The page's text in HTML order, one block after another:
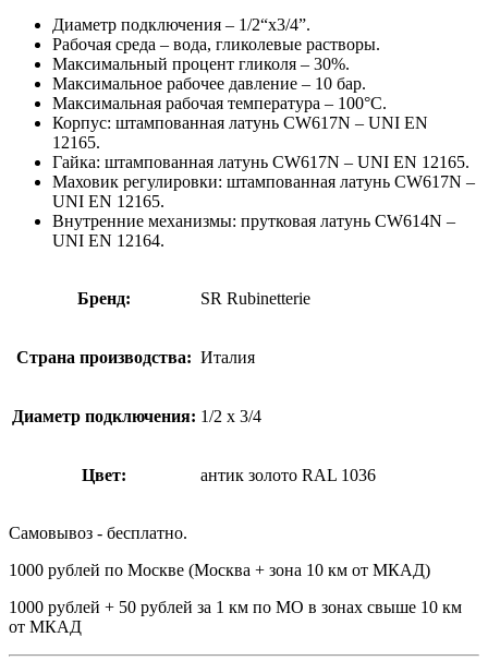
Диаметр подключения – 1/2“х3/4”.
Рабочая среда – вода, гликолевые растворы.
Максимальный процент гликоля – 30%.
Максимальное рабочее давление – 10 бар.
Максимальная рабочая температура – 100°C.
Корпус: штампованная латунь CW617N – UNI EN
12165.
Гайка: штампованная латунь CW617N – UNI EN 12165.
Маховик регулировки: штампованная латунь CW617N –
UNI EN 12165.
Внутренние механизмы: прутковая латунь CW614N –
UNI EN 12164.
Бренд: SR Rubinetterie
Страна производства: Италия
Диаметр подключения: 1/2 х 3/4
Цвет: антик золото RAL 1036
Самовывоз - бесплатно.
1000 рублей по Москве (Москва + зона 10 км от МКАД)
1000 рублей + 50 рублей за 1 км по МО в зонах свыше 10 км
от МКАД